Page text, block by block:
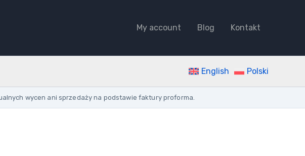
My account Blog Kontakt
English Polski
wycen ani sprzedaży na podstawie faktury proforma.
quantity